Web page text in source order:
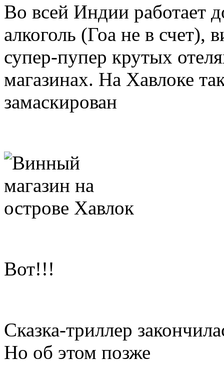
Во всей Индии работает
алкоголь (Гоа не в
супер-пупер крутых
магазинах. На Хавлоке
замаскирован
Вот!!!
Сказка-триллер
Но об этом позже